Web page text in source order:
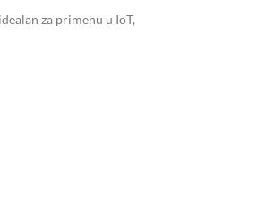
za primenu u IoT,